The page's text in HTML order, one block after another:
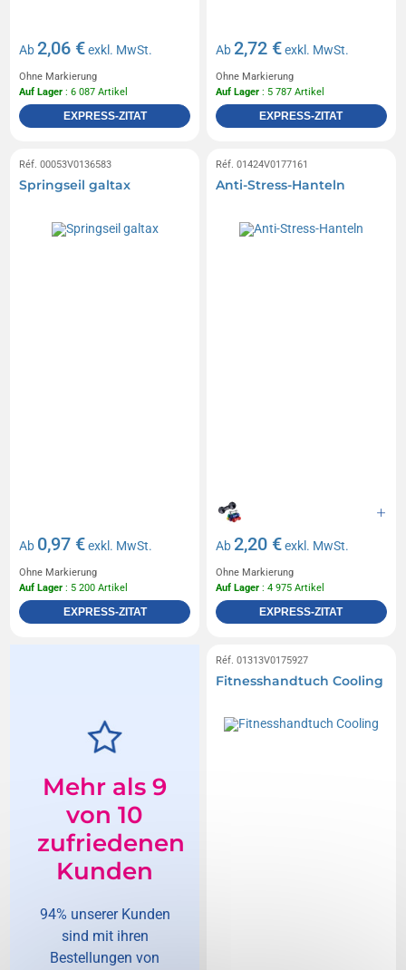
Ab2,06 €exkl. MwSt.
Ohne Markierung
Auf Lager : 6 087 Artikel
EXPRESS-ZITAT
Ab2,72 €exkl. MwSt.
Ohne Markierung
Auf Lager : 5 787 Artikel
EXPRESS-ZITAT
Réf. 00053V0136583
Springseil galtax
Ab 0,97 €exkl. MwSt.
Ohne Markierung
Auf Lager : 5 200 Artikel
EXPRESS-ZITAT
Réf. 01424V0177161
Anti-Stress-Hanteln
Ab2,20 €exkl. MwSt.
Ohne Markierung
Auf Lager : 4 975 Artikel
EXPRESS-ZITAT
Mehr als 9
von 10
zufriedenen
Kunden
94% unserer Kunden
sind mit ihren
Bestellungen von
Réf. 01313V0175927
Fitnesshandtuch Cooling